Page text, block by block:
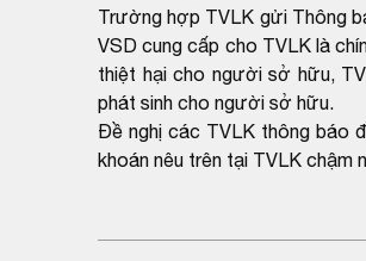
Trường hợp TVLK gửi Thông
VSD cung cấp cho TVLK là
thiệt hại cho người sở hữu,
phát sinh cho người sở hữu.
Đề nghị các TVLK thông báo
khoán nêu trên tại TVLK chậm